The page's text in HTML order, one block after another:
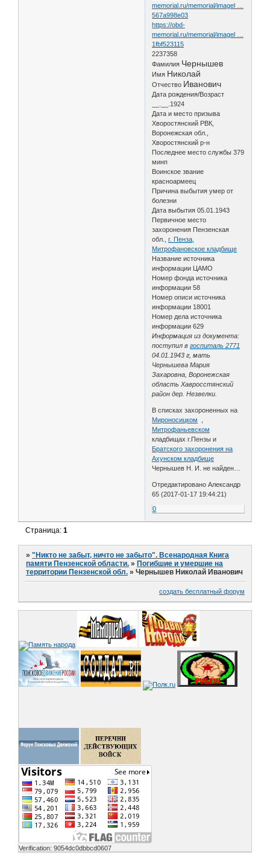
memorial.ru/memorial/imagel …
567a998e03
https://obd-
memorial.ru/memorial/imagel …
1fbf523115
2237358
Фамилия Чернышев
Имя Николай
Отчество Иванович
Дата рождения/Возраст
__.__.1924
Дата и место призыва
Хворостянский РВК,
Воронежская обл.,
Хворостянский р-н
Последнее место службы 379
минп
Воинское звание
красноармеец
Причина выбытия умер от
болезни
Дата выбытия 05.01.1943
Первичное место
захоронения Пензенская
обл.,г. Пенза,
Митрофановское кладбище
Название источника
информации ЦАМО
Номер фонда источника
информации 58
Номер описи источника
информации 18001
Номер дела источника
информации 629
Информация из документа:
поступил вгоспиталь 2771
04.01.1943 г, мать
Чернышева Мария
Захаровна, Воронежская
область Хавросстянский
район дер. Незвелки.
В списках захороненных на
Мироносицком
Митрофаньевском
кладбищах г.Пензы и
Братского захоронения на
Ахунском кладбище
Чернышев Н. И. не найден…
Отредактировано Александр
65 (2017-01-17 19:44:21)
0
Страница:1
»"Никто не забыт, ничто не забыто". Всенародная Книга
памяти Пензенской области. » Погибшие и умершие на
территории Пензенской обл. »Чернышев Николай Иванович
создать бесплатный форум
Verification: 9054dc0dbbcd0607